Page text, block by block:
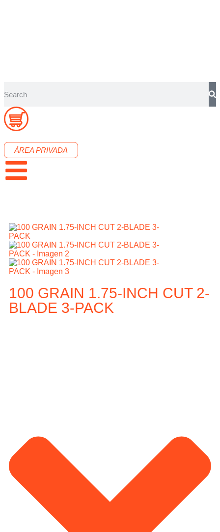
ÁREA PRIVADA
100 GRAIN 1.75-INCH CUT 2-
BLADE 3-PACK